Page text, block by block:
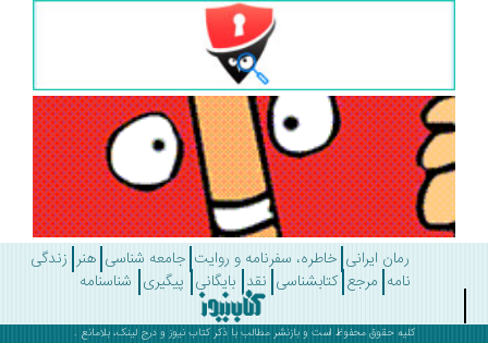
رمان ایرانی خاطره، سفرنامه و روایت جامعه شناسی هنر زندگی
مرجع کتابشناسی نقد بایگانی پیگیری شناسنامه
کلیه حقوق محفوظ است و بازنشر مطالب با ذکرکتاب نیوز و درج لینک، بلامانع .